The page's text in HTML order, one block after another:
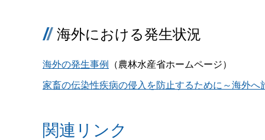
海外における発生状況
海外の発生事例 （農林水産省ホームページ）
家畜の伝染性疾病の侵入を防止するために～海外へ
関連リンク